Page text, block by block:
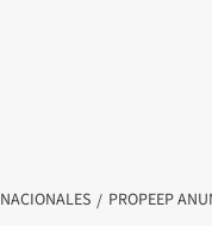
NACIONALES PROPEEP